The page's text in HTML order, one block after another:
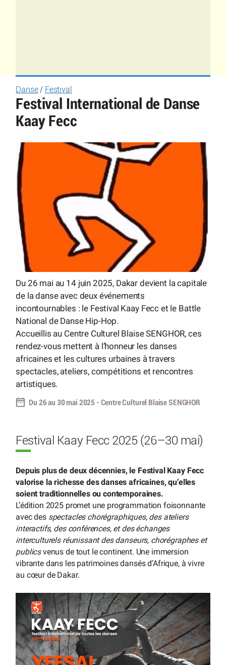
Danse/ Festival
Festival International de Danse
Kaay Fecc
Du 26 mai au 14 juin 2025, Dakar devient la capitale
de la danse avec deux événements
incontournables : le Festival Kaay Fecc et le Battle
National de Danse Hip-Hop.
Accueillis au Centre Culturel Blaise SENGHOR, ces
rendez-vous mettent à l’honneur les danses
africaines et les cultures urbaines à travers
spectacles, ateliers, compétitions et rencontres
artistiques.
Du 26 au 30 mai 2025 - Centre Culturel Blaise SENGHOR
Festival Kaay Fecc 2025 (26–30 mai)
Depuis plus de deux décennies, le Festival Kaay Fecc
valorise la richesse des danses africaines, qu’elles
soient traditionnelles ou contemporaines.
L’édition 2025 promet une programmation foisonnante
avec des spectacles chorégraphiques, des ateliers
interactifs, des conférences, et des échanges
interculturels réunissant des danseurs, chorégraphes et
publicsvenus de tout le continent. Une immersion
vibrante dans les patrimoines dansés d’Afrique, à vivre
au cœur de Dakar.